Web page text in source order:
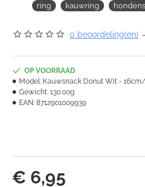
ring
kauwring
0 beoordeling(en) -
€ 6,95
OP VOORRAAD
Model: Kauwsnack Donut Wit - 16cm/
Gewicht: 130.00g
EAN: 8712901009939